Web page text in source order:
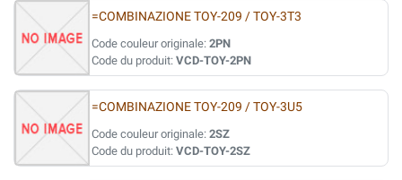
=COMBINAZIONE TOY-209 / TOY-3T3
Code couleur originale: 2PN
Code du produit: VCD-TOY-2PN
=COMBINAZIONE TOY-209 / TOY-3U5
Code couleur originale: 2SZ
Code du produit: VCD-TOY-2SZ